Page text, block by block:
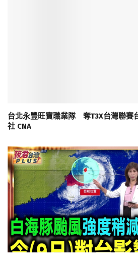
台北永豐旺寶職業隊 奪T3X台灣聯賽
社 CNA